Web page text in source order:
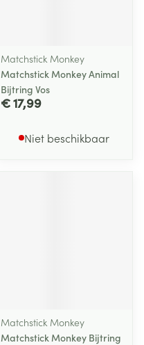
Matchstick Monkey
Matchstick Monkey Animal
Bijtring Vos
€ 17,99
Niet beschikbaar
Matchstick Monkey
Matchstick Monkey Bijtring